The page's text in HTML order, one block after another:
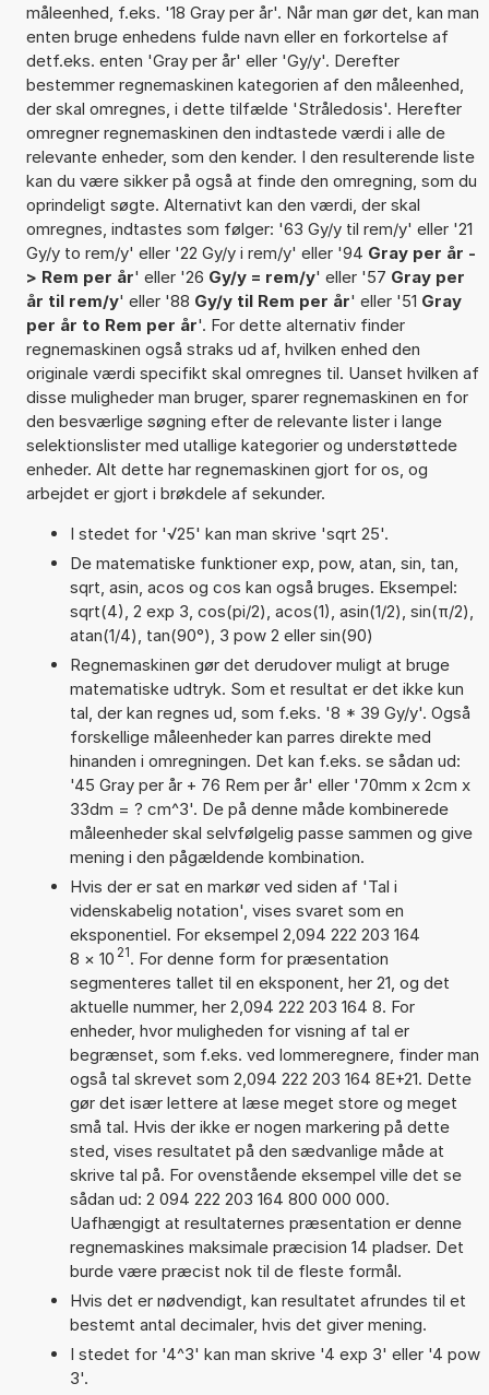
måleenhed, f.eks. '18 Gray per år'. Når man gør det, kan man
enten bruge enhedens fulde navn eller en forkortelse af
detf.eks. enten 'Gray per år' eller 'Gy/y'. Derefter
bestemmer regnemaskinen kategorien af den måleenhed,
der skal omregnes, i dette tilfælde 'Stråledosis'. Herefter
omregner regnemaskinen den indtastede værdi i alle de
relevante enheder, som den kender. I den resulterende liste
kan du være sikker på også at finde den omregning, som du
oprindeligt søgte. Alternativt kan den værdi, der skal
omregnes, indtastes som følger: '63 Gy/y til rem/y' eller '21
Gy/y to rem/y' eller '22 Gy/y i rem/y' eller '94 Gray per år -
> Rem per år' eller '26 Gy/y = rem/y' eller '57 Gray per
år til rem/y' eller '88 Gy/y til Rem per år' eller '51 Gray
per år to Rem per år'. For dette alternativ finder
regnemaskinen også straks ud af, hvilken enhed den
originale værdi specifikt skal omregnes til. Uanset hvilken af
disse muligheder man bruger, sparer regnemaskinen en for
den besværlige søgning efter de relevante lister i lange
selektionslister med utallige kategorier og understøttede
enheder. Alt dette har regnemaskinen gjort for os, og
arbejdet er gjort i brøkdele af sekunder.
I stedet for '√25' kan man skrive 'sqrt 25'.
De matematiske funktioner exp, pow, atan, sin, tan,
sqrt, asin, acos og cos kan også bruges. Eksempel:
sqrt(4), 2 exp 3, cos(pi/2), acos(1), asin(1/2), sin(π/2),
atan(1/4), tan(90°), 3 pow 2 eller sin(90)
Regnemaskinen gør det derudover muligt at bruge
matematiske udtryk. Som et resultat er det ikke kun
tal, der kan regnes ud, som f.eks. '8 * 39 Gy/y'. Også
forskellige måleenheder kan parres direkte med
hinanden i omregningen. Det kan f.eks. se sådan ud:
'45 Gray per år + 76 Rem per år' eller '70mm x 2cm x
33dm = ? cm^3'. De på denne måde kombinerede
måleenheder skal selvfølgelig passe sammen og give
mening i den pågældende kombination.
Hvis der er sat en markør ved siden af 'Tal i
videnskabelig notation', vises svaret som en
eksponentiel. For eksempel 2,094 222 203 164
8 × 10 21. For denne form for præsentation
segmenteres tallet til en eksponent, her 21, og det
aktuelle nummer, her 2,094 222 203 164 8. For
enheder, hvor muligheden for visning af tal er
begrænset, som f.eks. ved lommeregnere, finder man
også tal skrevet som 2,094 222 203 164 8E+21. Dette
gør det især lettere at læse meget store og meget
små tal. Hvis der ikke er nogen markering på dette
sted, vises resultatet på den sædvanlige måde at
skrive tal på. For ovenstående eksempel ville det se
sådan ud: 2 094 222 203 164 800 000 000.
Uafhængigt at resultaternes præsentation er denne
regnemaskines maksimale præcision 14 pladser. Det
burde være præcist nok til de fleste formål.
Hvis det er nødvendigt, kan resultatet afrundes til et
bestemt antal decimaler, hvis det giver mening.
I stedet for '4^3' kan man skrive '4 exp 3' eller '4 pow
3'.